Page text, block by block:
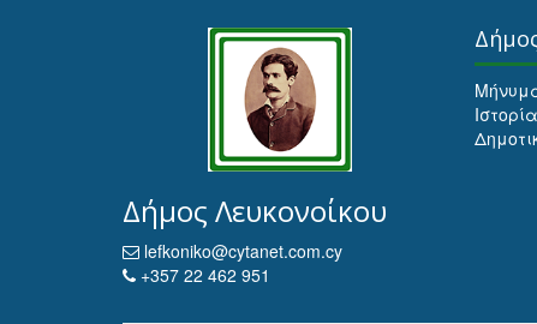
Δήμος Λευκονοίκου
lefkoniko@cytanet.com.cy
+357 22 462 951
Ιστορία